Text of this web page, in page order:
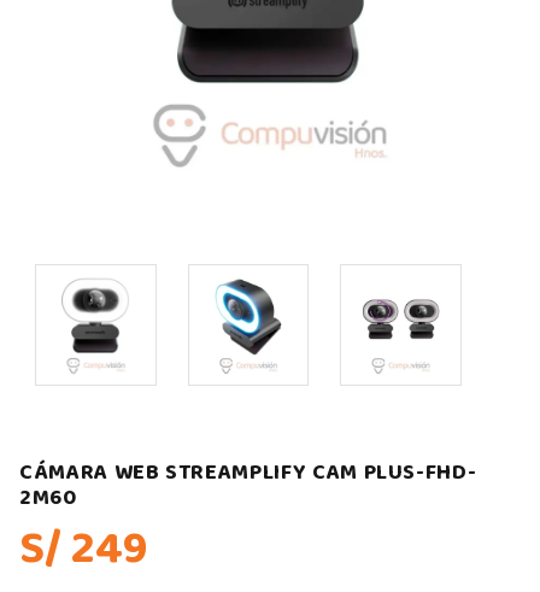
CÁMARA WEB STREAMPLIFY CAM PLUS-FHD-
2M60
S/ 249